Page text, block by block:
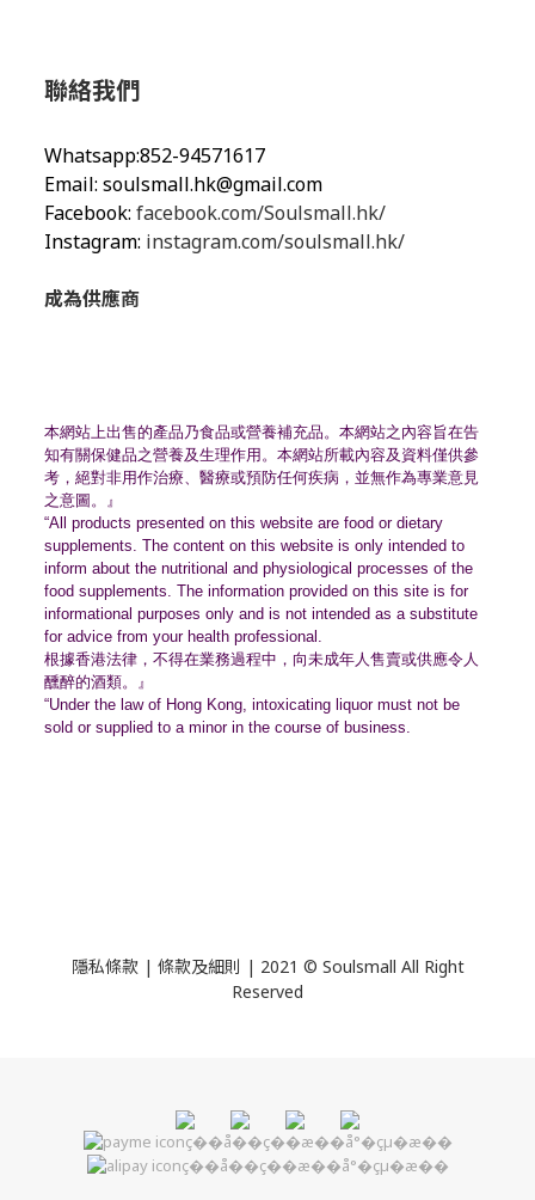
聯絡我們
Whatsapp:852-94571617
Email: soulsmall.hk@gmail.com
Facebook: facebook.com/Soulsmall.hk/
Instagram: instagram.com/soulsmall.hk/
成為供應商
本網站上出售的產品乃食品或營養補充品。 本網站之內容旨在告
知有關保健品之營養及生理作用。 本網站所載內容及資料僅供參
考，絕對非用作治療、 醫療或預防任何疾病，並無作為專業意見
之意圖。』
“All products presented on this website are food or dietary
supplements. The content on this website is only intended to
inform about the nutritional and physiological processes of the
food supplements. The information provided on this site is for
informational purposes only and is not intended as a substitute
for advice from your health professional.
根據香港法律，不得在業務過程中， 向未成年人售賣或供應令人
醺醉的酒類。』
“Under the law of Hong Kong, intoxicating liquor must not be
sold or supplied to a minor in the course of business.
隱私條款 | 條款及細則 | 2021 © Soulsmall All Right
Reserved